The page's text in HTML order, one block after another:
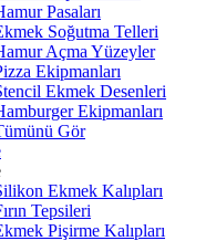
Pasaları
Soğutma Telleri
Açma Yüzeyler
Ekipmanları
Ekmek Desenleri
Ekipmanları
Gör
Ekmek Kalıpları
Tepsileri
Pişirme Kalıpları